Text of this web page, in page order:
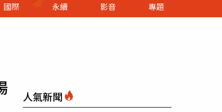
國際 永續 影音 專題
人氣新聞